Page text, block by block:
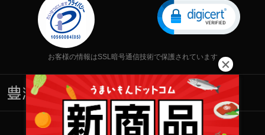
お客様の情報はSSL暗号通信技術で保護されています
株式会社 食文化